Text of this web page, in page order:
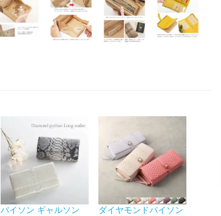
パイソン ギャルソン
ダイヤモンドパイソン